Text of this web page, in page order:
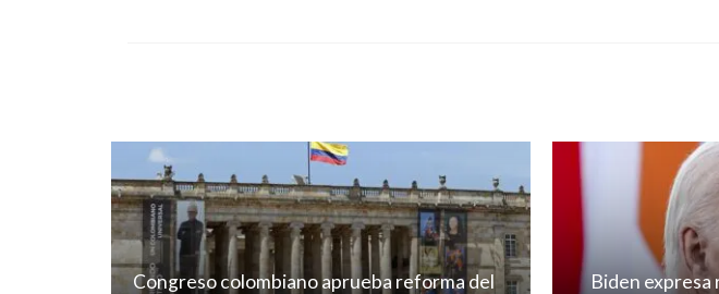
Congreso colombiano aprueba reforma del
Biden expresa